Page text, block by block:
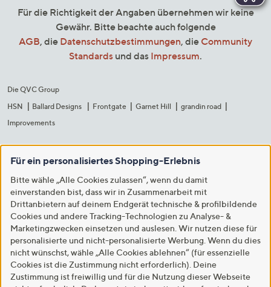
Für die Richtigkeit der Angaben übernehmen wir keine
Gewähr. Bitte beachte auch folgende
AGB, die Datenschutzbestimmungen, die Community
Standards und das Impressum.
Die QVC Group
HSN
Ballard Designs Frontgate Garnet Hill
grandin road
Improvements
Für ein personalisiertes Shopping-Erlebnis
Bitte wähle „Alle Cookies zulassen“, wenn du damit
einverstanden bist, dass wir in Zusammenarbeit mit
Drittanbietern auf deinem Endgerät technische & profilbildende
Cookies und andere Tracking-Technologien zu Analyse- &
Marketingzwecken einsetzen und auslesen. Wir nutzen diese für
personalisierte und nicht-personalisierte Werbung. Wenn du dies
nicht wünschst, wähle „Alle Cookies ablehnen“ (für essenzielle
Cookies ist die Zustimmung nicht erforderlich). Deine
Zustimmung ist freiwillig und für die Nutzung dieser Webseite